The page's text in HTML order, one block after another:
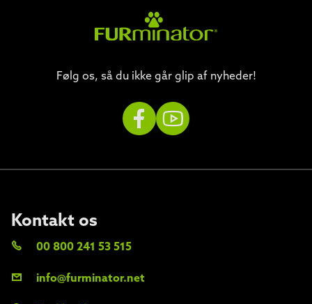
Følg os, så du ikke går glip af nyheder!
Kontakt os
00 800 241 53 515
info@furminator.net